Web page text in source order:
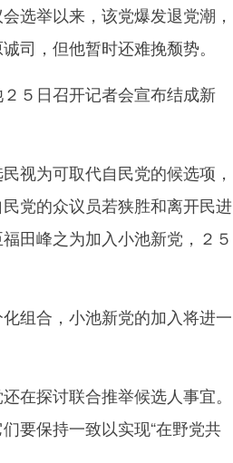
举以来，该党爆发退党潮，
司，但他暂时还难挽颓势。
５日召开记者会宣布结成新
为可取代自民党的候选项，
党的众议员若狭胜和离开民进
田峰之为加入小池新党，２５
组合，小池新党的加入将进一
探讨联合推举候选人事宜。
要保持一致以实现“在野党共